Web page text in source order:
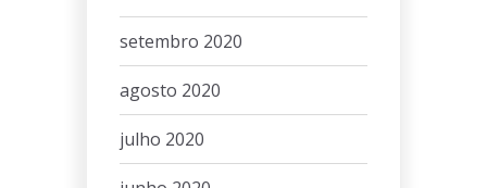
setembro 2020
agosto 2020
julho 2020